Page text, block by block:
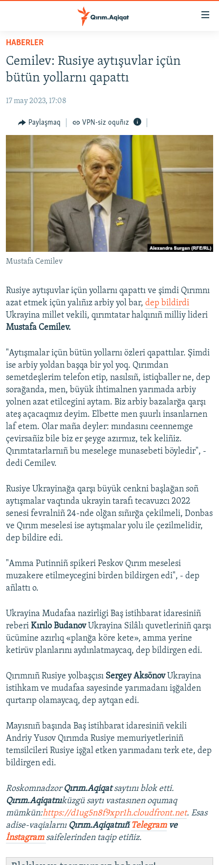
Esas
qaytmaq
Baş
navigatsiyağa
qaytmaq
qaytmaq
HABERLER
İQTİSADİYAT
CEMİYET
MEDENİYET
SÜRET
FİKİR
Русский
Українською
RFE/RS bütün saytları
HABERLER
Cemilev: Rusiye aytışuvlar içün
bütün yollarnı qapattı
17 may 2023, 17:08
Paylaşmaq VPN-siz oquñız
Mustafa Cemilev
Rusiye aytışuvlar içün yollarnı qapattı ve şimdi Qırımnı
azat etmek içün yalıñız arbiy yol bar, dep bildirdi
Ukrayina millet vekili, qırımtatar halqınıñ milliy lideri
Mustafa Cemilev.
"Aytışmalar içün bütün yollarnı özleri qapattılar. Şimdi
ise arbiy yoldan başqa bir yol yoq. Qırımdan
semetdeşlerim telefon etip, nasılsıñ, istiqballer ne, dep
sorağanda, men, büyük ihtimalnen yarımada arbiy
yolnen azat etilcegini aytam. Biz arbiy bazalarğa qarşı
ateş açacaqmız deyim. Elbette men şuurlı insanlarnen
laf etem. Olar maña deyler: mındasını ceennemge
çevirsañiz bile biz er şeyge azırmız, tek keliñiz.
Qırımtatarlarnıñ bu meselege munasebeti böyledir", -
dedi Cemilev.
Rusiye Ukrayinağa qarşı büyük cenkni başlağan soñ
aytışmalar vaqtında ukrayin tarafı tecavuzcı 2022
senesi fevralniñ 24-nde olğan sıñırğa çekilmeli, Donbas
ve Qırım meselesi ise aytışmalar yolu ile çezilmelidir,
dep bildire edi.
"Amma Putinniñ spikeri Peskov Qırım meselesi
muzakere etilmeycegini birden bildirgen edi", - dep
añlattı o.
Ukrayina Mudafaa nazirligi Baş istihbarat idaresiniñ
reberi Kırılo Budanov Ukrayina Silâlı quvetleriniñ qarşı
ücümine azırlıq «planğa köre kete», amma yerine
ketirüv planlarını aydınlatmaycaq, dep bildirgen edi.
Qırımnıñ Rusiye yolbaşçısı Sergey AksönovUkrayina
istihkam ve mudafaa sayesinde yarımadanı işğalden
qurtarıp olamaycaq, dep aytqan edi.
Mayısnıñ başında Baş istihbarat idaresiniñ vekili
Andriy Yusov Qırımda Rusiye memuriyetleriniñ
temsilcileri Rusiye işğal etken yarımadanı terk ete, dep
bildirgen edi.
Roskomnadzor Qırım.Aqiqatsaytını blok etti.
Qırım.Aqiqatnıküzgü saytı vastasınen oqumaq
mümkün:https://d1ug5n8f9xpr1h.cloudfront.net. Esas
adise-vaqialarnı Qırım.Aqiqatnıñ Telegramve
İnstagram saifelerinden taqip etiñiz.